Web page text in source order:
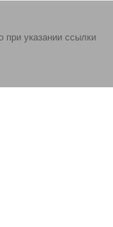
при указании ссылки